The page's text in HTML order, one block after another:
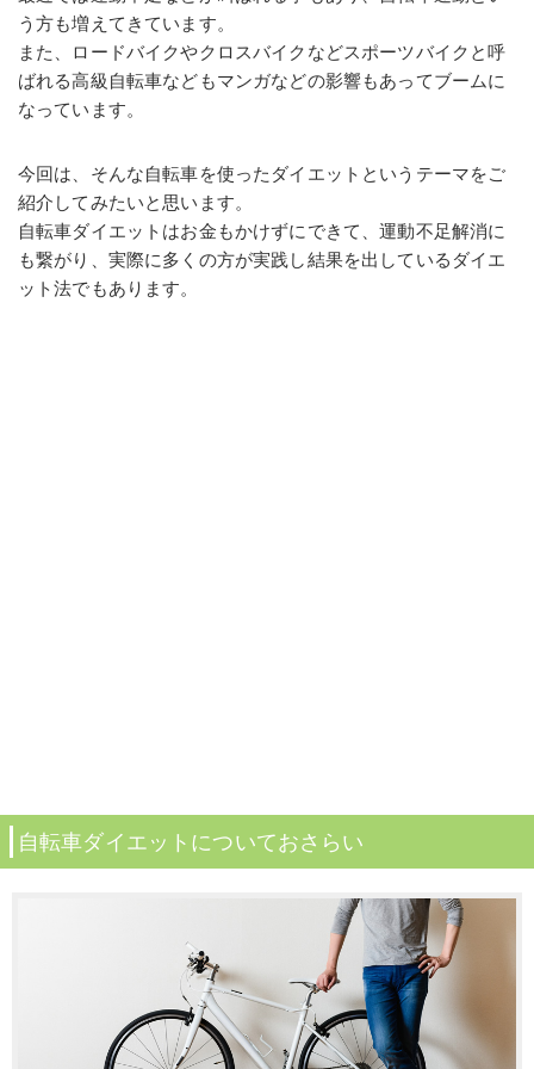
う方も増えてきています。
また、ロードバイクやクロスバイクなどスポーツバイクと呼
ばれる高級自転車などもマンガなどの影響もあってブームに
なっています。
今回は、そんな自転車を使ったダイエットというテーマをご
紹介してみたいと思います。
自転車ダイエットはお金もかけずにできて、運動不足解消に
も繋がり、実際に多くの方が実践し結果を出しているダイエ
ット法でもあります。
自転車ダイエットについておさらい